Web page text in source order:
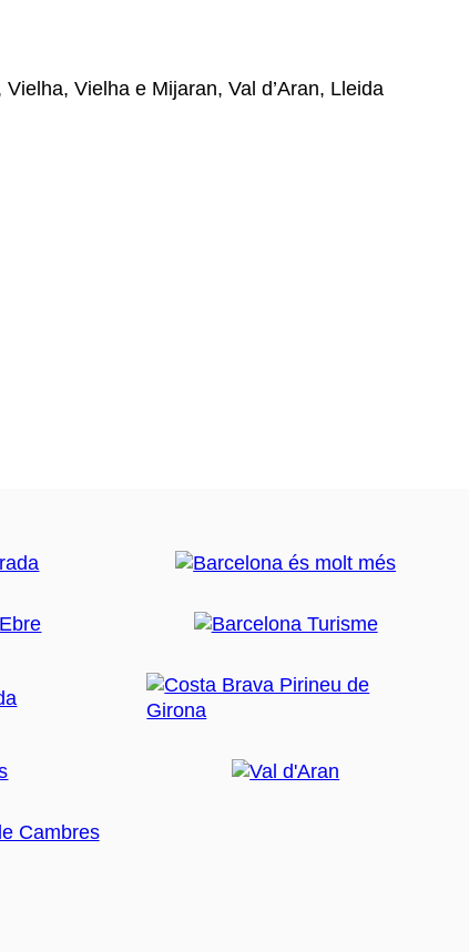
Vielha e Mijaran, Val d’Aran, Lleida